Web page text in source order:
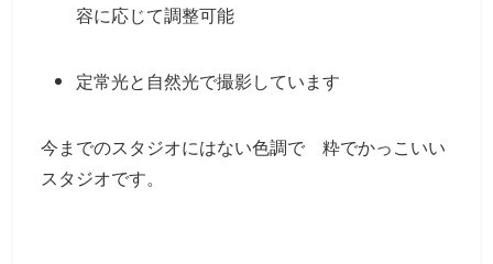
容に応じて調整可能
定常光と自然光で撮影しています
今までのスタジオにはない色調で 粋でかっこいい
スタジオです。